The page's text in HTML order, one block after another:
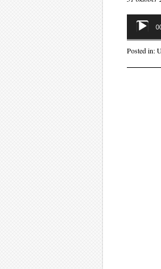
Posted in: